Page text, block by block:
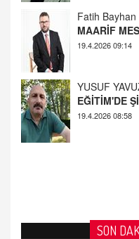
19.4.2026 09:14
19.4.2026 08:58
SON